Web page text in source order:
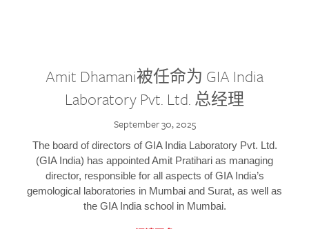
Amit Dhamani被任命为 GIA India
Laboratory Pvt. Ltd. 总经理
September 30, 2025
The board of directors of GIA India Laboratory Pvt. Ltd.
(GIA India) has appointed Amit Pratihari as managing
director, responsible for all aspects of GIA India’s
gemological laboratories in Mumbai and Surat, as well as
the GIA India school in Mumbai.